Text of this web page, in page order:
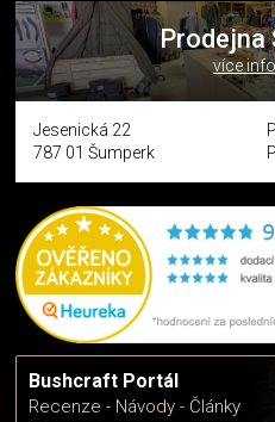
Prodejna
více
Jesenická 22
787 01 Šumperk
Bushcraft Portál
Recenze - Návody - Články